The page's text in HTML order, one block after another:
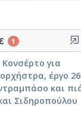
1
Κονσέρτο για
έργο
και
Σιδηροπούλου